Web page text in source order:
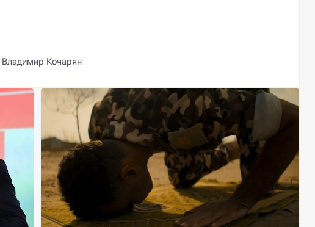
Владимир Кочарян